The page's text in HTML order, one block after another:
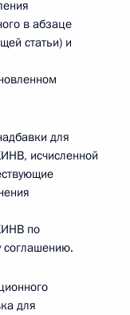
в абзаце
статьи) и
для
исчисленной
по
соглашению.
для